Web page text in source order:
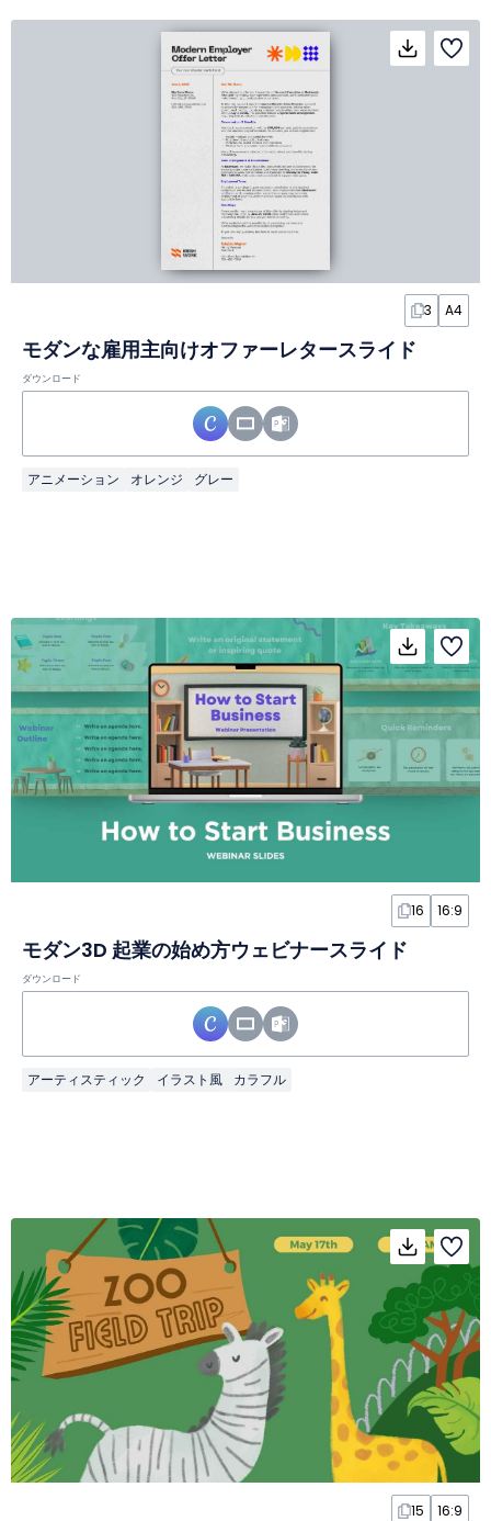
3 A4
モダンな雇用主向けオファーレタースライド
ダウンロード
アニメーション オレンジ グレー
16 16:9
モダン3D 起業の始め方ウェビナースライド
ダウンロード
アーティスティック イラスト風 カラフル
15 16:9